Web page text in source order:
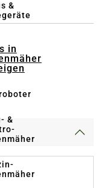
&
in
&